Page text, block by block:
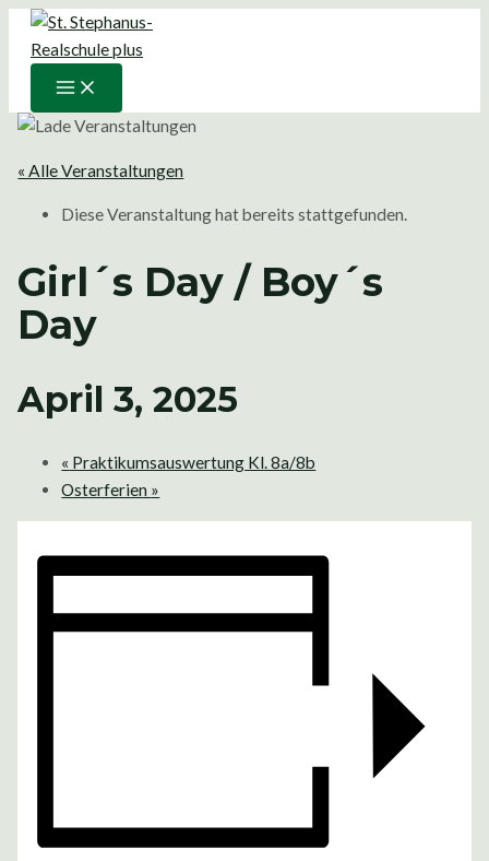
Zum
Inhalt
springen
Main
Menu
« Alle Veranstaltungen
Diese Veranstaltung hat bereits stattgefunden.
Girl´s Day / Boy´s
Day
April 3, 2025
« Praktikumsauswertung Kl. 8a/8b
Osterferien »